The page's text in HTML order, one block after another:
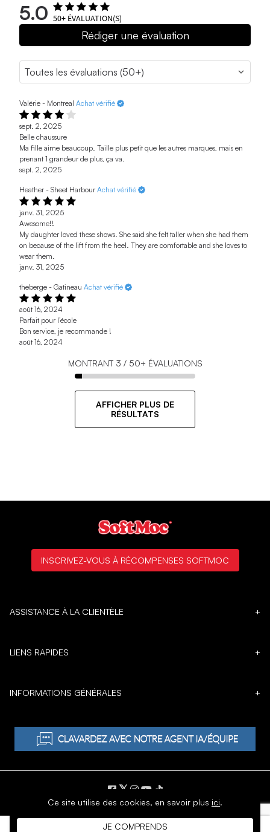
5.0 50+ ÉVALUATION(S)
Rédiger une évaluation
Valérie - Montreal Achat vérifié
sept. 2, 2025
Belle chaussure
Ma fille aime beaucoup. Taille plus petit que les autres marques, mais en
prenant 1 grandeur de plus, ça va.
sept. 2, 2025
Heather - Sheet Harbour Achat vérifié
janv. 31, 2025
Awesome!!
My daughter loved these shows. She said she felt taller when she had them
on because of the lift from the heel. They are comfortable and she loves to
wear them.
janv. 31, 2025
theberge - Gatineau Achat vérifié
août 16, 2024
Parfait pour l’école
Bon service, je recommande !
août 16, 2024
MONTRANT 3 / 50+ ÉVALUATIONS
AFFICHER PLUS DE
RÉSULTATS
Ce site utilise des cookies, en savoir plus ici.
JE COMPRENDS
ASSISTANCE À LA CLIENTÈLE +
LIENS RAPIDES +
INFORMATIONS GÉNÉRALES +
INSCRIVEZ-VOUS À RÉCOMPENSES SOFTMOC
𝕏
DROIT D'AUTEUR © 1996 - 2026 SoftMoc Inc.
Commerce électronique par MWF Group. Tous droits réservés.